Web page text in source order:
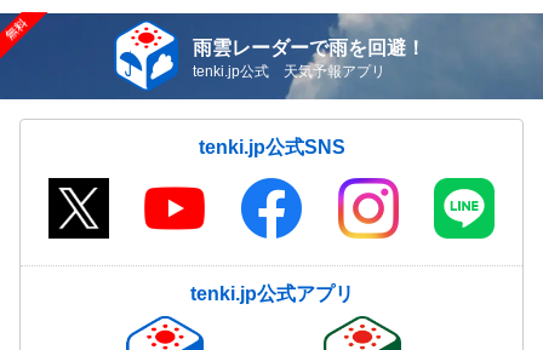
雨雲レーダーで雨を回避！
tenki.jp公式 天気予報アプリ
tenki.jp公式SNS
tenki.jp公式アプリ